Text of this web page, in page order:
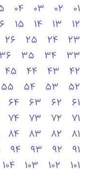
01
02
03
04
12
13
14
15
23
24
25
26
33
34
35
36
42
43
44
45
52
53
54
55
61
62
63
64
71
72
73
74
81
82
83
84
91
92
93
94
101
102
103
104